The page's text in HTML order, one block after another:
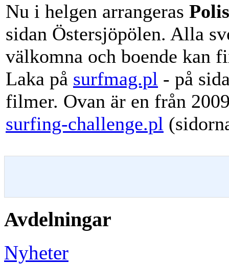
Nu i helgen arrangeras
sidan Östersjöpölen. Alla
välkomna och boende kan
Laka på surfmag.pl - på
filmer. Ovan är en från
surfing-challenge.pl
Avdelningar
Nyheter